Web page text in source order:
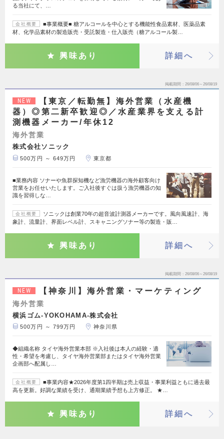
る当社にて、…
会社概要
■事業概要■ 糖アルコールを中心とする機能性食品素材、医薬品素
材、化学品素材の製造販売・受託製造・仕入販売（糖アルコール製…
興味あり 詳細へ
掲載期間 26/08/06～26/08/19
NEW
【東京／転勤無】海外営業（水産機
器）◎第二新卒歓迎◎／水産業界を支える計
測機器メーカー/年休12
海外営業
株式会社ソニック
500万円 ～ 649万円 東京都
■業務内容 ソナーや魚群探知機など漁労機器の海外顧客向け
営業をお任せいたします。ご入社後すぐは扱う漁労機器の知
識を習得しな…
会社概要
ソニックは創業70年の超音波計測器メーカーです。風向風速計、海
象計、流量計、界面レベル計、スキャニングソナー等の製造・販…
興味あり 詳細へ
掲載期間 26/08/06～26/08/19
NEW 【神奈川】海外営業・マーケティング
海外営業
横浜ゴム-YOKOHAMA-株式会社
500万円 ～ 799万円 神奈川県
◆組織名称 タイヤ海外営業本部 ※入社後は本人の経験・適
性・希望を考慮し、タイヤ海外営業部またはタイヤ海外営業
企画部へ配属し…
会社概要
■事業内容★2026年度第1四半期は売上収益・事業利益ともに過去最
高を更新。好調な業績を受け、通期業績予想も上方修正。 ★…
興味あり 詳細へ